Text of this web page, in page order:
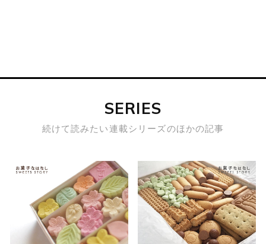
SERIES
続けて読みたい連載シリーズのほかの記事